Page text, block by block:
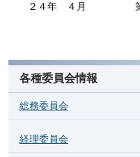
２４年 ４月 第５１
各種委員会情報
総務委員会
経理委員会